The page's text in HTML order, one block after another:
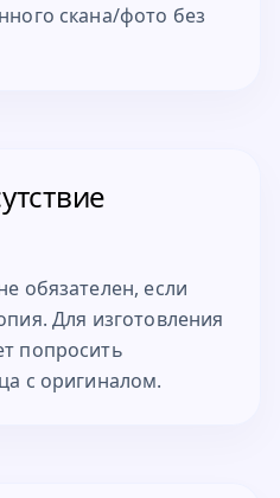
скана/фото без
обязателен, если
Для изготовления
попросить
с оригиналом.